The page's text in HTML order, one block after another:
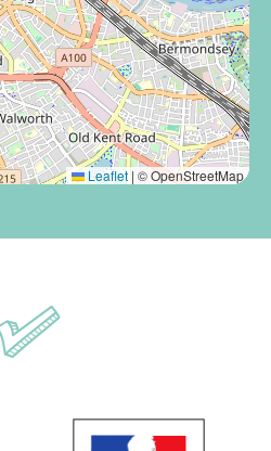
Leaflet | © OpenStreetMap